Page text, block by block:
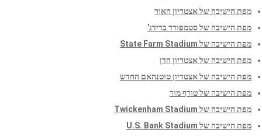
מפת הישיבה של אצטדיון האור
מפת הישיבה של סטמפורד ברידג'
מפת הישיבה של State Farm Stadium
מפת הישיבה של אצטדיון הדן
מפת הישיבה של אצטדיון טוטנהאם החדש
מפת הישיבה של טורף מור
מפת הישיבה של Twickenham Stadium
מפת הישיבה של U.S. Bank Stadium